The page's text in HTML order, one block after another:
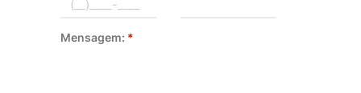
Mensagem: *